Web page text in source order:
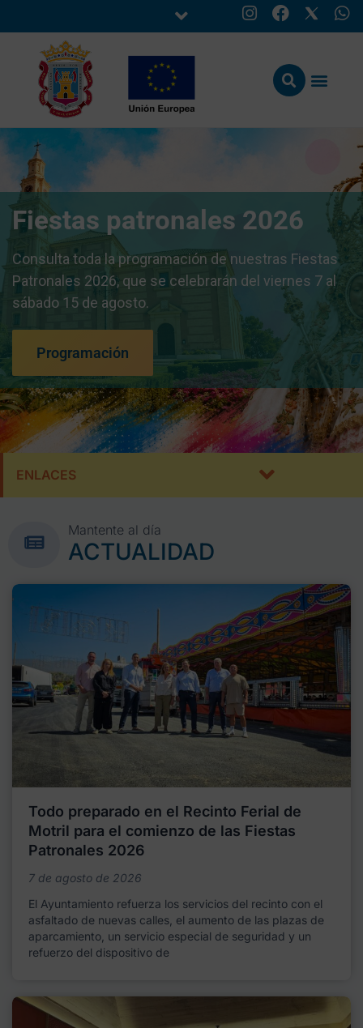
Fiestas patronales 2026
Consulta toda la programación de nuestras Fiestas
Patronales 2026, que se celebrarán del viernes 7 al
sábado 15 de agosto.
Programación
ENLACES
Mantente al día
ACTUALIDAD
Todo preparado en el Recinto Ferial de
Motril para el comienzo de las Fiestas
Patronales 2026
7 de agosto de 2026
El Ayuntamiento refuerza los servicios del recinto con el
asfaltado de nuevas calles, el aumento de las plazas de
aparcamiento, un servicio especial de seguridad y un
refuerzo del dispositivo de